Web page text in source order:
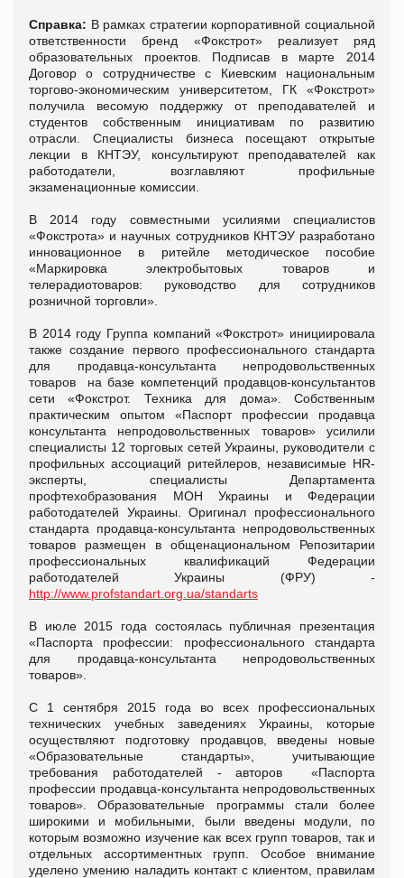
Справка: В рамках стратегии корпоративной социальной
ответственности бренд «Фокстрот» реализует ряд
образовательных проектов. Подписав в марте 2014
Договор о сотрудничестве с Киевским национальным
торгово-экономическим университетом, ГК «Фокстрот»
получила весомую поддержку от преподавателей и
студентов собственным инициативам по развитию
отрасли. Специалисты бизнеса посещают открытые
лекции в КНТЭУ, консультируют преподавателей как
работодатели, возглавляют профильные
экзаменационные комиссии.
В 2014 году совместными усилиями специалистов
«Фокстрота» и научных сотрудников КНТЭУ разработано
инновационное в ритейле методическое пособие
«Маркировка электробытовых товаров и
телерадиотоваров: руководство для сотрудников
розничной торговли».
В 2014 году Группа компаний «Фокстрот» инициировала
также создание первого профессионального стандарта
для продавца-консультанта непродовольственных
товаров на базе компетенций продавцов-консультантов
сети «Фокстрот. Техника для дома». Собственным
практическим опытом «Паспорт профессии продавца
консультанта непродовольственных товаров» усилили
специалисты 12 торговых сетей Украины, руководители с
профильных ассоциаций ритейлеров, независимые HR-
эксперты, специалисты Департамента
профтехобразования МОН Украины и Федерации
работодателей Украины. Оригинал профессионального
стандарта продавца-консультанта непродовольственных
товаров размещен в общенациональном Репозитарии
профессиональных квалификаций Федерации
работодателей Украины (ФРУ) -
http://www.profstandart.org.ua/standarts
В июле 2015 года состоялась публичная презентация
«Паспорта профессии: профессионального стандарта
для продавца-консультанта непродовольственных
товаров».
С 1 сентября 2015 года во всех профессиональных
технических учебных заведениях Украины, которые
осуществляют подготовку продавцов, введены новые
«Образовательные стандарты», учитывающие
требования работодателей - авторов «Паспорта
профессии продавца-консультанта непродовольственных
товаров». Образовательные программы стали более
широкими и мобильными, были введены модули, по
которым возможно изучение как всех групп товаров, так и
отдельных ассортиментных групп. Особое внимание
уделено умению наладить контакт с клиентом, правилам